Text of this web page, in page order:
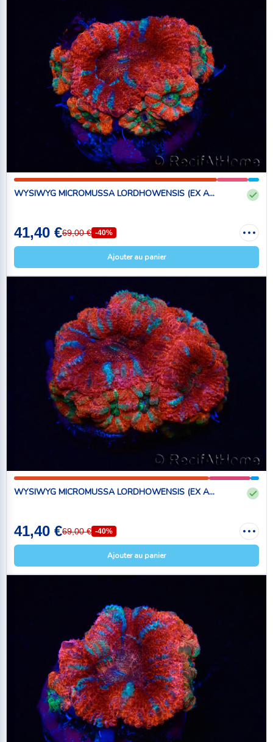
WYSIWYG MICROMUSSA LORDHOWENSIS (EX A...
41,40 €69,00 € -40%
Ajouter au panier
WYSIWYG MICROMUSSA LORDHOWENSIS (EX A...
41,40 €69,00 € -40%
Ajouter au panier